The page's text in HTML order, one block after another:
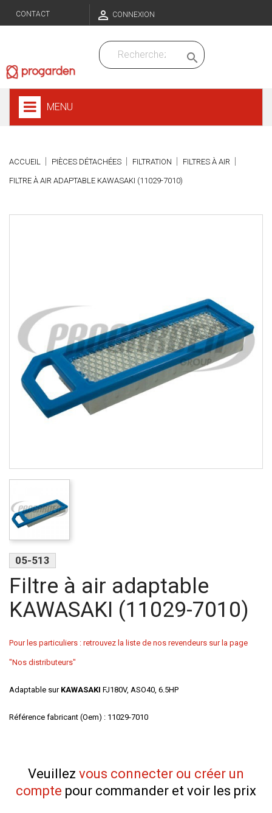
CONTACT  CONNEXION

MENU
ACCUEIL PIÈCES DÉTACHÉES FILTRATION FILTRES À AIR
FILTRE À AIR ADAPTABLE KAWASAKI (11029-7010)
05-513
Filtre à air adaptable
KAWASAKI (11029-7010)
Pour les particuliers : retrouvez la liste de nos revendeurs sur la page
"Nos distributeurs"
Adaptable sur KAWASAKI FJ180V, ASO40, 6.5HP
Référence fabricant (Oem) : 11029-7010
Veuillez vous connecter ou créer un
compte pour commander et voir les prix